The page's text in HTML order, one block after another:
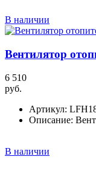
В наличии
Вентилятор
6 510
руб.
Артикул:
Описание:
В наличии